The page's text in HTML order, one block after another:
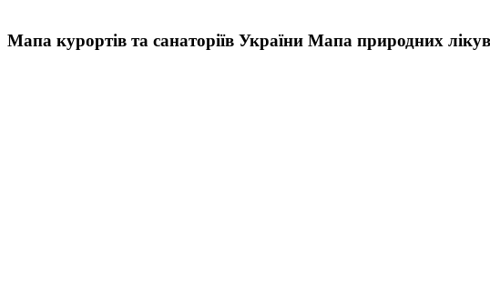
Мапа курортів та санаторіїв України Мапа природних